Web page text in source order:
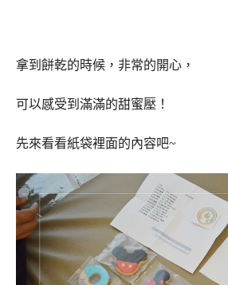
拿到餅乾的時候，非常的開心，
可以感受到滿滿的甜蜜壓！
先來看看紙袋裡面的內容吧~